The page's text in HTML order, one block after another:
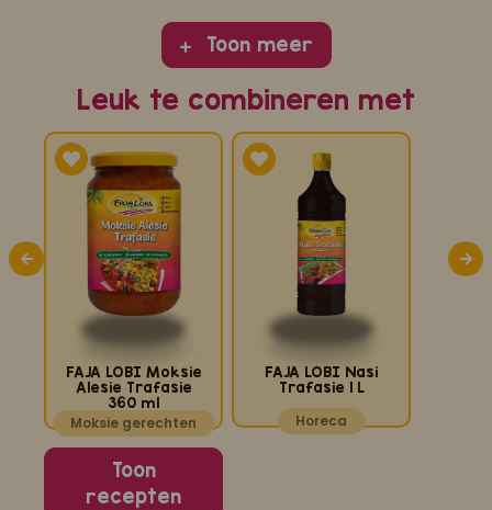
Toon meer
Leuk te combineren met
FAJA LOBI Moksie
Alesie Trafasie
360 ml
Moksie gerechten
Toon
recepten
FAJA LOBI Nasi
Trafasie 1 L
Horeca